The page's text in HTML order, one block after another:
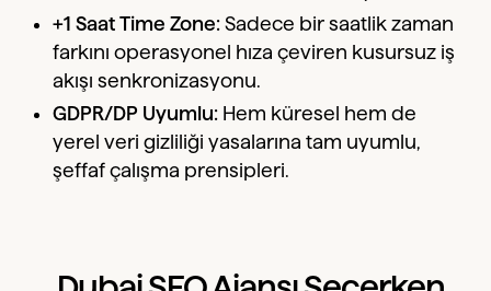
+1 Saat Time Zone: Sadece bir saatlik zaman
farkını operasyonel hıza çeviren kusursuz iş
akışı senkronizasyonu.
GDPR/DP Uyumlu: Hem küresel hem de
yerel veri gizliliği yasalarına tam uyumlu,
şeffaf çalışma prensipleri.